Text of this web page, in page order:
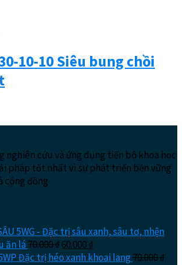
10-10 Siêu bung chồi
nghiên cứu và ứng dụng tiến bộ khoa học
pháp tốt nhất vì sự phát triển bền vững
cộng đồng
5WG - Đặc trị sâu xanh, sâu tơ, nhện
ăn lá70.000₫60.000₫
Đặc trị héo xanh khoai lang70.000₫